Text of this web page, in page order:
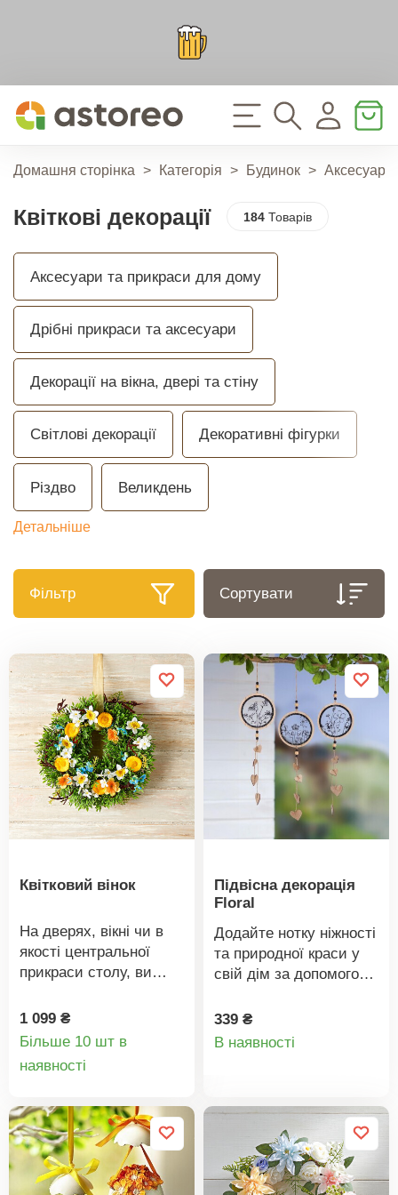
Домашня сторінка > Категорія > Будинок > Аксесуари
Квіткові декорації 184Товарів
Аксесуари та прикраси для дому
Дрібні прикраси та аксесуари
Декорації на вікна, двері та стіну
Світлові декорації Декоративні фігурки
Різдво Великдень
Детальніше
Фільтр Сортувати
Квітковий вінок
На дверях, вікні чи в
якості центральної
прикраси столу, ви
насолоджуватися цим
реалістичним
повним квітів, протягом
1 099 ₴
Більше 10 шт в
наявності
Підвісна декорація
Floral
Додайте нотку ніжності
та природної краси у
свій дім за допомогою
підвісної прикраси.
Кругла рамка з ніжним
сердечками -
ідеальний вибір для
весняного або літнього
природного декору.
339 ₴
В наявності